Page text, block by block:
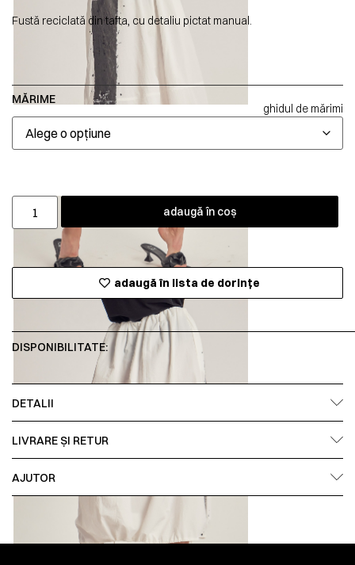
Fustă reciclată din tafta, cu detaliu pictat manual.
MĂRIME
ghidul de mărimi
adaugă în coș
adaugă în lista de dorințe
DISPONIBILITATE:
DETALII
LIVRARE ȘI RETUR
AJUTOR